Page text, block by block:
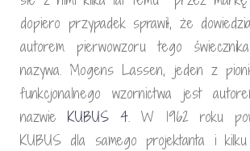
dopiero przypadek sprawił, że
autorem pierwowzoru tego
nazywa. Mogens Lassen, jeden z
funkcjonalnego wzornictwa jest
nazwieKUBUS 4. W 1962 roku
KUBUS dla samego projektanta i